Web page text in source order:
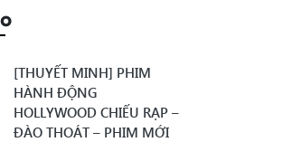
[THUYẾT MINH] PHIM
HÀNH ĐỘNG
HOLLYWOOD CHIẾU RẠP –
ĐÀO THOÁT – PHIM MỚI